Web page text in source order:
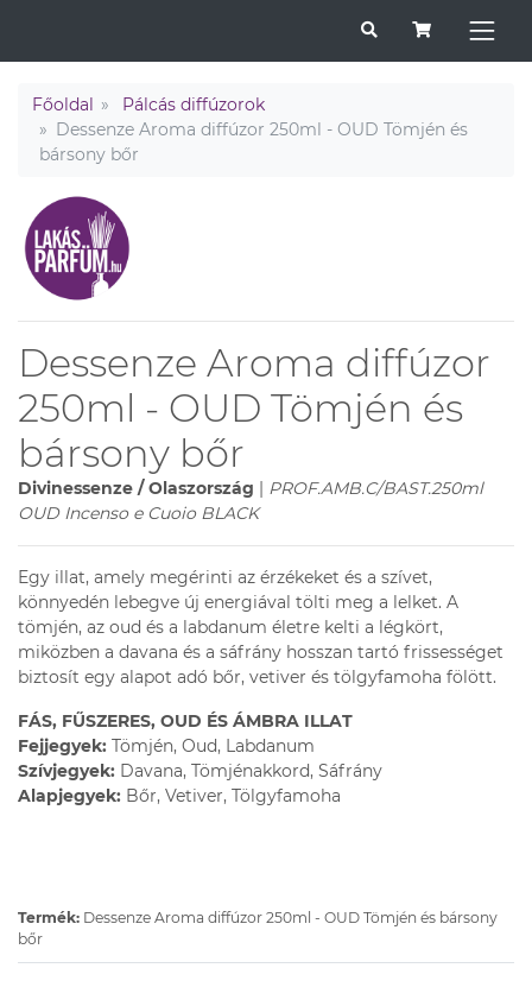
Főoldal
Pálcás diffúzorok
Dessenze Aroma diffúzor 250ml - OUD Tömjén és
bársony bőr
Dessenze Aroma diffúzor
250ml - OUD Tömjén és
bársony bőr
Divinessenze / Olaszország | PROF.AMB.C/BAST.250ml
OUD Incenso e Cuoio BLACK
Egy illat, amely megérinti az érzékeket és a szívet,
könnyedén lebegve új energiával tölti meg a lelket. A
tömjén, az oud és a labdanum életre kelti a légkört,
miközben a davana és a sáfrány hosszan tartó frissességet
biztosít egy alapot adó bőr, vetiver és tölgyfamoha fölött.
FÁS, FŰSZERES, OUD ÉS ÁMBRA ILLAT
Fejjegyek: Tömjén, Oud, Labdanum
Szívjegyek: Davana, Tömjénakkord, Sáfrány
Alapjegyek: Bőr, Vetiver, Tölgyfamoha
Termék: Dessenze Aroma diffúzor 250ml - OUD Tömjén és bársony
bőr